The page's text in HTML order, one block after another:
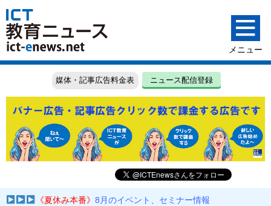
媒体・記事広告料金表 ニュース配信登録
《夏休み本番》8月のイベント、セミナー情報